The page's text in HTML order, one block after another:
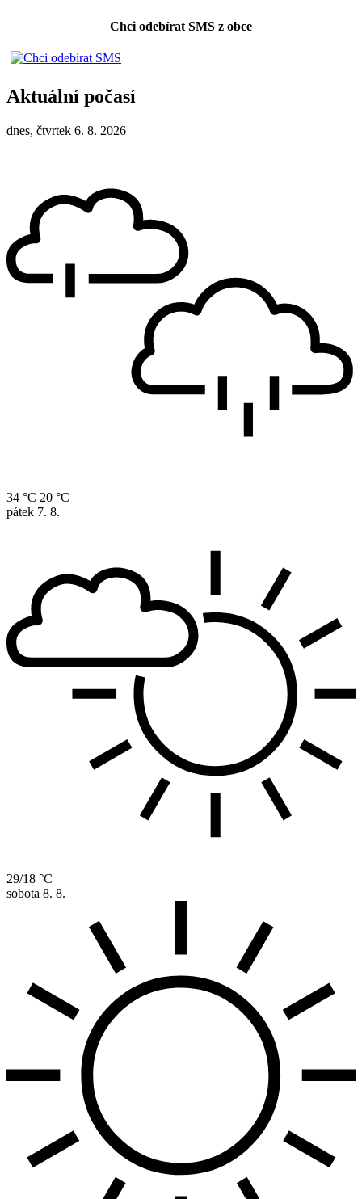
Chci odebírat SMS z obce
Aktuální počasí
dnes, čtvrtek 6. 8. 2026
34 °C 20 °C
pátek 7. 8.
29/18 °C
sobota 8. 8.